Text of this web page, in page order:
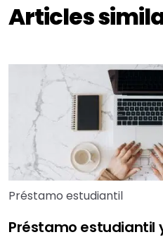
Articles
Préstamo estudiantil
Préstamo estudiantil